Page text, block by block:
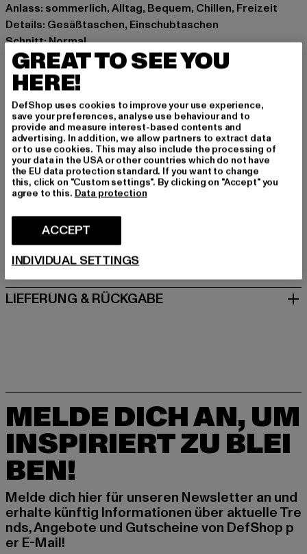
Anlass: sommerlich, Alltag, Bequem, Chillen, Freizeit
Details: Gesäßtaschen, Einschubtaschen
Schnitt: Normal
Marke: Dstrezzed
Kat.: Shorts - Chinos
Farbe: blau
Hersteller Farbe: blue fusion
Materialzusammensetzung: 100% Leinen
Art.Nr: DZ515558-23186
Hersteller: Dstrezzed B.V. |webshop@dstrezzed.com
Sloterweg 303 H3 | 1171 VC Badhoevedorp | NL
GRÖSSE & PASSFORM
PFLEGEHINWEISE
LIEFERUNG & RÜCKGABE
MELDE DICH AN, UM
INSPIRIERT ZU BLEI
BEN!
Melde dich hier für unseren Newsletter an und
erhalte künftig Informationen über aktuelle Tre
nds, Angebote und Gutscheine von DefShop p
er E-Mail!
GREAT TO SEE YOU
HERE!
DefShop uses cookies to improve your use experience,
save your preferences, analyse use behaviour and to
provide and measure interest-based contents and
advertising. In addition, we allow partners to extract data
or to use cookies. This may also include the processing of
your data in the USA or other countries which do not have
the EU data protection standard. If you want to change
this, click on "Custom settings". By clicking on "Accept" you
agree to this. Data protection
ACCEPT
INDIVIDUAL SETTINGS